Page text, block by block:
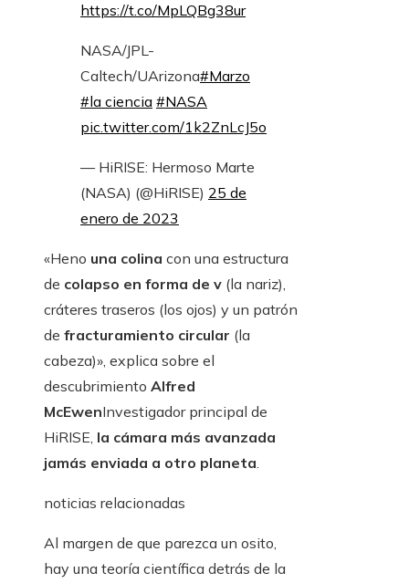
https://t.co/MpLQBg38ur
NASA/JPL-
Caltech/UArizona#Marzo
#la ciencia #NASA
pic.twitter.com/1k2ZnLcJ5o
— HiRISE: Hermoso Marte
(NASA) (@HiRISE) 25 de
enero de 2023
«Heno una colina con una estructura
de colapso en forma de v (la nariz),
cráteres traseros (los ojos) y un patrón
de fracturamiento circular (la
cabeza)», explica sobre el
descubrimiento Alfred
McEwenInvestigador principal de
HiRISE, la cámara más avanzada
jamás enviada a otro planeta.
noticias relacionadas
Al margen de que parezca un osito,
hay una teoría científica detrás de la